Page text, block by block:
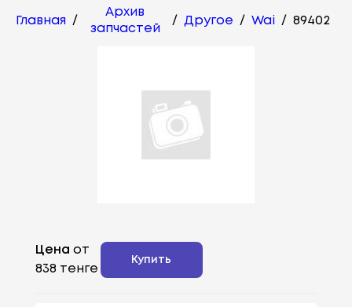
Главная /
Архив
запчастей
/ Другое / Wai / 89402
Цена от
838 тенге
Купить